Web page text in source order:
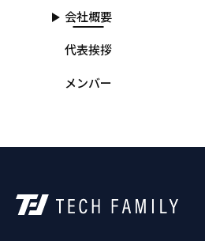
会社概要
代表挨拶
メンバー